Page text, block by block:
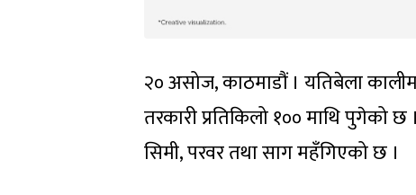
२० असोज, काठमाडौं । यतिबेला
तरकारी प्रतिकिलो १०० माथि पुगेको
सिमी, परवर तथा साग महँगिएको छ ।